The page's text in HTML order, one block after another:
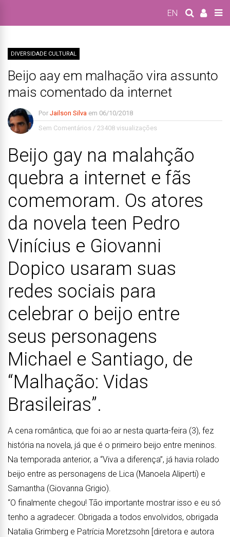
EN
DIVERSIDADE CULTURAL
Beijo aay em malhação vira assunto
mais comentado da internet
Por Jailson Silva em 06/10/2018
Sem Comentários / 23408 visualizações
Beijo gay na malahção
quebra a internet e fãs
comemoram. Os atores
da novela teen Pedro
Vinícius e Giovanni
Dopico usaram suas
redes sociais para
celebrar o beijo entre
seus personagens
Michael e Santiago, de
“Malhação: Vidas
Brasileiras”.
A cena romântica, que foi ao ar nesta quarta-feira (3), fez
história na novela, já que é o primeiro beijo entre meninos.
Na temporada anterior, a “Viva a diferença”, já havia rolado
beijo entre as personagens de Lica (Manoela Aliperti) e
Samantha (Giovanna Grigio).
“O finalmente chegou! Tão importante mostrar isso e eu só
tenho a agradecer. Obrigada a todos envolvidos, obrigada
Natalia Grimberg e Patrícia Moretzsohn [diretora e autora